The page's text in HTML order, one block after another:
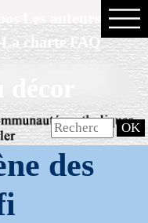
La charte FAQ
des